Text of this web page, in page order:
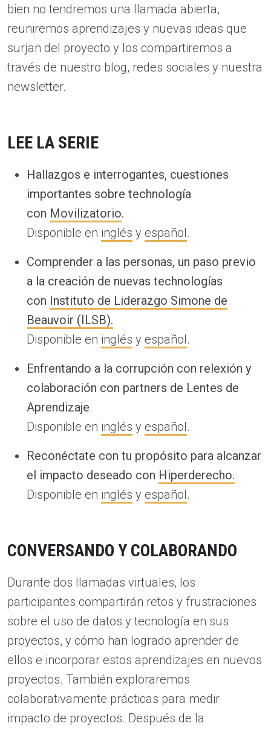
bien no tendremos una llamada abierta,
reuniremos aprendizajes y nuevas ideas que
surjan del proyecto y los compartiremos a
través de nuestro blog, redes sociales y nuestra
newsletter.
LEE LA SERIE
Hallazgos e interrogantes, cuestiones
importantes sobre technología
con Movilizatorio.
Disponible en inglés y español.
Comprender a las personas, un paso previo
a la creación de nuevas technologías
con Instituto de Liderazgo Simone de
Beauvoir (ILSB).
Disponible en inglés y español.
Enfrentando a la corrupción con relexión y
colaboración con partners de Lentes de
Aprendizaje.
Disponible en inglés y español.
Reconéctate con tu propósito para alcanzar
el impacto deseado con Hiperderecho.
Disponible en inglés y español.
CONVERSANDO Y COLABORANDO
Durante dos llamadas virtuales, los
participantes compartirán retos y frustraciones
sobre el uso de datos y tecnología en sus
proyectos, y cómo han logrado aprender de
ellos e incorporar estos aprendizajes en nuevos
proyectos. También exploraremos
colaborativamente prácticas para medir
impacto de proyectos. Después de la